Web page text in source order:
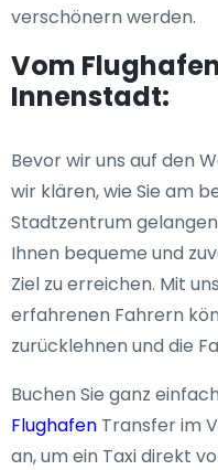
verschönern werden.
Vom
Innenstadt:
Bevor wir uns auf den
wir klären, wie Sie am
Stadtzentrum
Ihnen bequeme und
Ziel zu erreichen. Mit
erfahrenen Fahrern
zurücklehnen und die
Buchen Sie ganz
Flughafen Transfer im
an, um ein Taxi direkt